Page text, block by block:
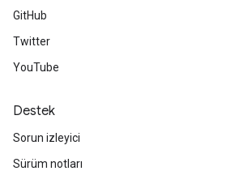
GitHub
Twitter
YouTube
Destek
Sorun izleyici
Sürüm notları